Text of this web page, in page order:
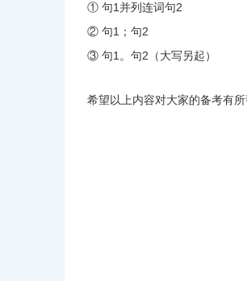
① 句1并列连词句2
② 句1；句2
③ 句1。句2（大写另起）
希望以上内容对大家的备考有所